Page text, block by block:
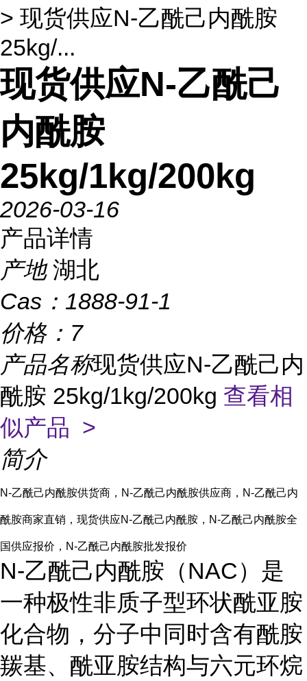
> 现货供应N-乙酰己内酰胺
25kg/...
现货供应N-乙酰己
内酰胺
25kg/1kg/200kg
2026-03-16
产品详情
产地 湖北
Cas： 1888-91-1
价格： 7
产品名称现货供应N-乙酰己内
酰胺 25kg/1kg/200kg 查看相
似产品 >
简介
N-乙酰己内酰胺供货商，N-乙酰己内酰胺供应商，N-乙酰己内
酰胺商家直销，现货供应N-乙酰己内酰胺，N-乙酰己内酰胺全
国供应报价，N-乙酰己内酰胺批发报价
N-乙酰己内酰胺（NAC）是
一种极性非质子型环状酰亚胺
化合物，分子中同时含有酰胺
羰基、酰亚胺结构与六元环烷